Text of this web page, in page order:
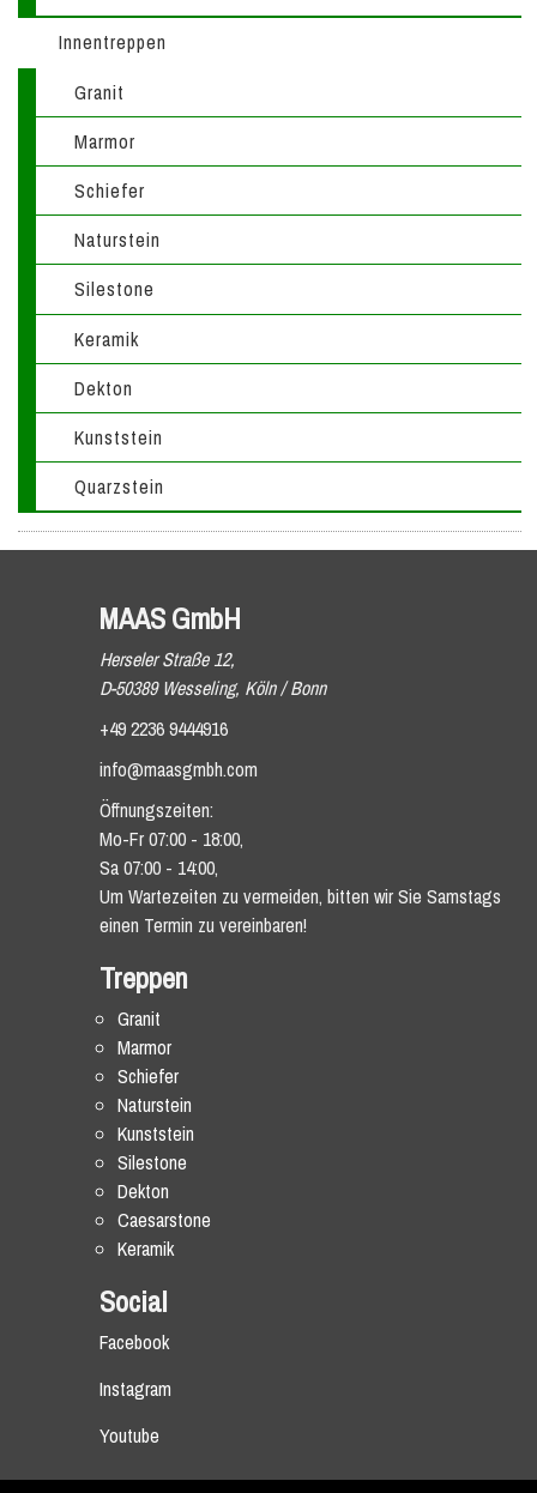
Innentreppen
Granit
Marmor
Schiefer
Naturstein
Silestone
Keramik
Dekton
Kunststein
Quarzstein
MAAS GmbH
Herseler Straße 12,
D-50389 Wesseling, Köln / Bonn
+49 2236 9444916
info@maasgmbh.com
Öffnungszeiten:
Mo-Fr 07:00 - 18:00,
Sa 07:00 - 14:00,
Um Wartezeiten zu vermeiden, bitten wir Sie Samstags
einen Termin zu vereinbaren!
Treppen
Granit
Marmor
Schiefer
Naturstein
Kunststein
Silestone
Dekton
Caesarstone
Keramik
Social
Facebook
Instagram
Youtube